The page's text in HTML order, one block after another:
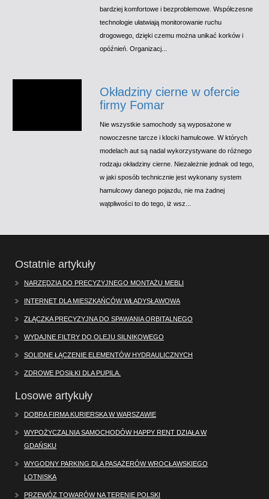
bardziej komfortowe i bezproblemowe. Współczesne
technologie ułatwiają monitorowanie ruchu
drogowego, dzięki czemu można unikać korków i
opóźnień. Organizacj...
Okładziny cierne w ofercie
firmy Fomar
Nie wszystkie samochody są wyposażone w
nowoczesne tarcze i klocki hamulcowe. W których
modelach aut są nadal wykorzystywane do różnego
rodzaju okładziny cierne. Niezależnie jednak od tego,
w jaki sposób technicznie jest wykonany system
hamulcowy danego pojazdu, nie ma żadnej
wątpliwości to do tego, iż wsz...
Ostatnie artykuły
NARZĘDZIA DO PRECYZYJNEGO MONTAŻU MEBLI
INTERNET DLA MIESZKAŃCÓW WŁADYSŁAWOWA
ZŁĄCZKA PRECYZYJNA DO SPAWANIA ORBITALNEGO
WYDAJNE FILTRY DO OLEJU SILNIKOWEGO
SOLIDNE ŁĄCZENIE ELEMENTÓW HYDRAULICZNYCH
ZDROWE POSIŁKI DLA PUPILA.
Losowe artykuły
DOBRA FIRMA KURIERSKA W WARSZAWIE
WYPOŻYCZALNIA SAMOCHODÓW HAPPY RENT DZIAŁA W
GDAŃSKU
WYGODNY PARKING DLA PASAŻERÓW WROCŁAWSKIEGO
LOTNISKA
PRZEWÓZ TOWARÓW NA TERENIE POLSKI